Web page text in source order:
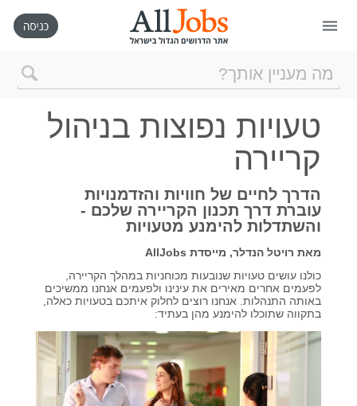
דף הבית
חיפוש חדש
ניהול החיפושים שלי
רכישת AllJobs VIP
כמה אתם שווים?
קורסים אונליין
קורסים אונליין
טעויות נפוצות בניהול
קריירה
הדרך לחיים של חוויות והזדמנויות
עוברת דרך תכנון הקריירה שלכם -
והשתדלות להימנע מטעויות
מאת רויטל הנדלר, מייסדת AllJobs
כולנו עושים טעויות שנובעות מכוחניות במהלך הקריירה,
לפעמים אחרים מאירים את עינינו ולפעמים אנחנו ממשיכים
באותה התנהלות. אנחנו רוצים לחלוק איתכם בטעויות כאלה,
בתקווה שתוכלו להימנע מהן בעתיד: